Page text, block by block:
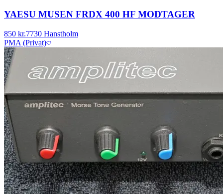
YAESU MUSEN FRDX 400 HF MODTAGER
850 kr.7730 Hanstholm
PMA (Privat)